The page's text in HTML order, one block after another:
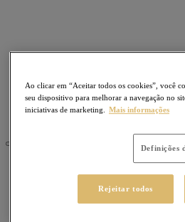
CREATION Sku430367
Pralinas Creation Petit
Ao clicar em “Aceitar todos os cookies”, você
seu dispositivo para melhorar a navegação no
iniciativas de marketing.
Mais informações
Definições
Rejeitar todos